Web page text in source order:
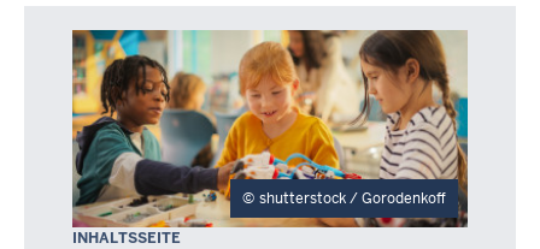
Suche
ergab
Treffer.
shutterstock / Gorodenkoff
INHALTSSEITE